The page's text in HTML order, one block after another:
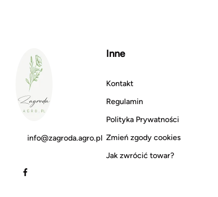
info@zagroda.agro.pl
Inne
Kontakt
Regulamin
Polityka Prywatności
Zmień zgody cookies
Jak zwrócić towar?